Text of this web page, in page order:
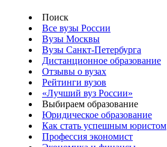
Поиск
Все вузы России
Вузы Москвы
Вузы Санкт-Петербурга
Дистанционное образование
Отзывы о вузах
Рейтинги вузов
«Лучший вуз России»
Выбираем образование
Юридическое образование
Как стать успешным юристом
Профессия экономист